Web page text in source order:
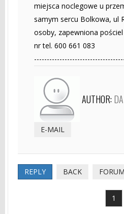
miejsca noclegowe u
samym sercu Bolkowa, ul
osoby, zapewniona
nr tel. 600 661 083
AUTHOR:
E-MAIL
REPLY BACK
1